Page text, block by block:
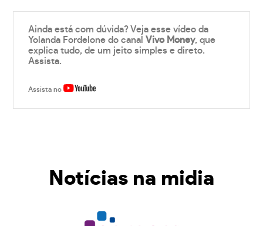
Ainda está com dúvida? Veja esse vídeo da
Yolanda Fordelone do canalVivo Money, que
explica tudo, de um jeito simples e direto.
Assista.
Assista no
Notícias na midia